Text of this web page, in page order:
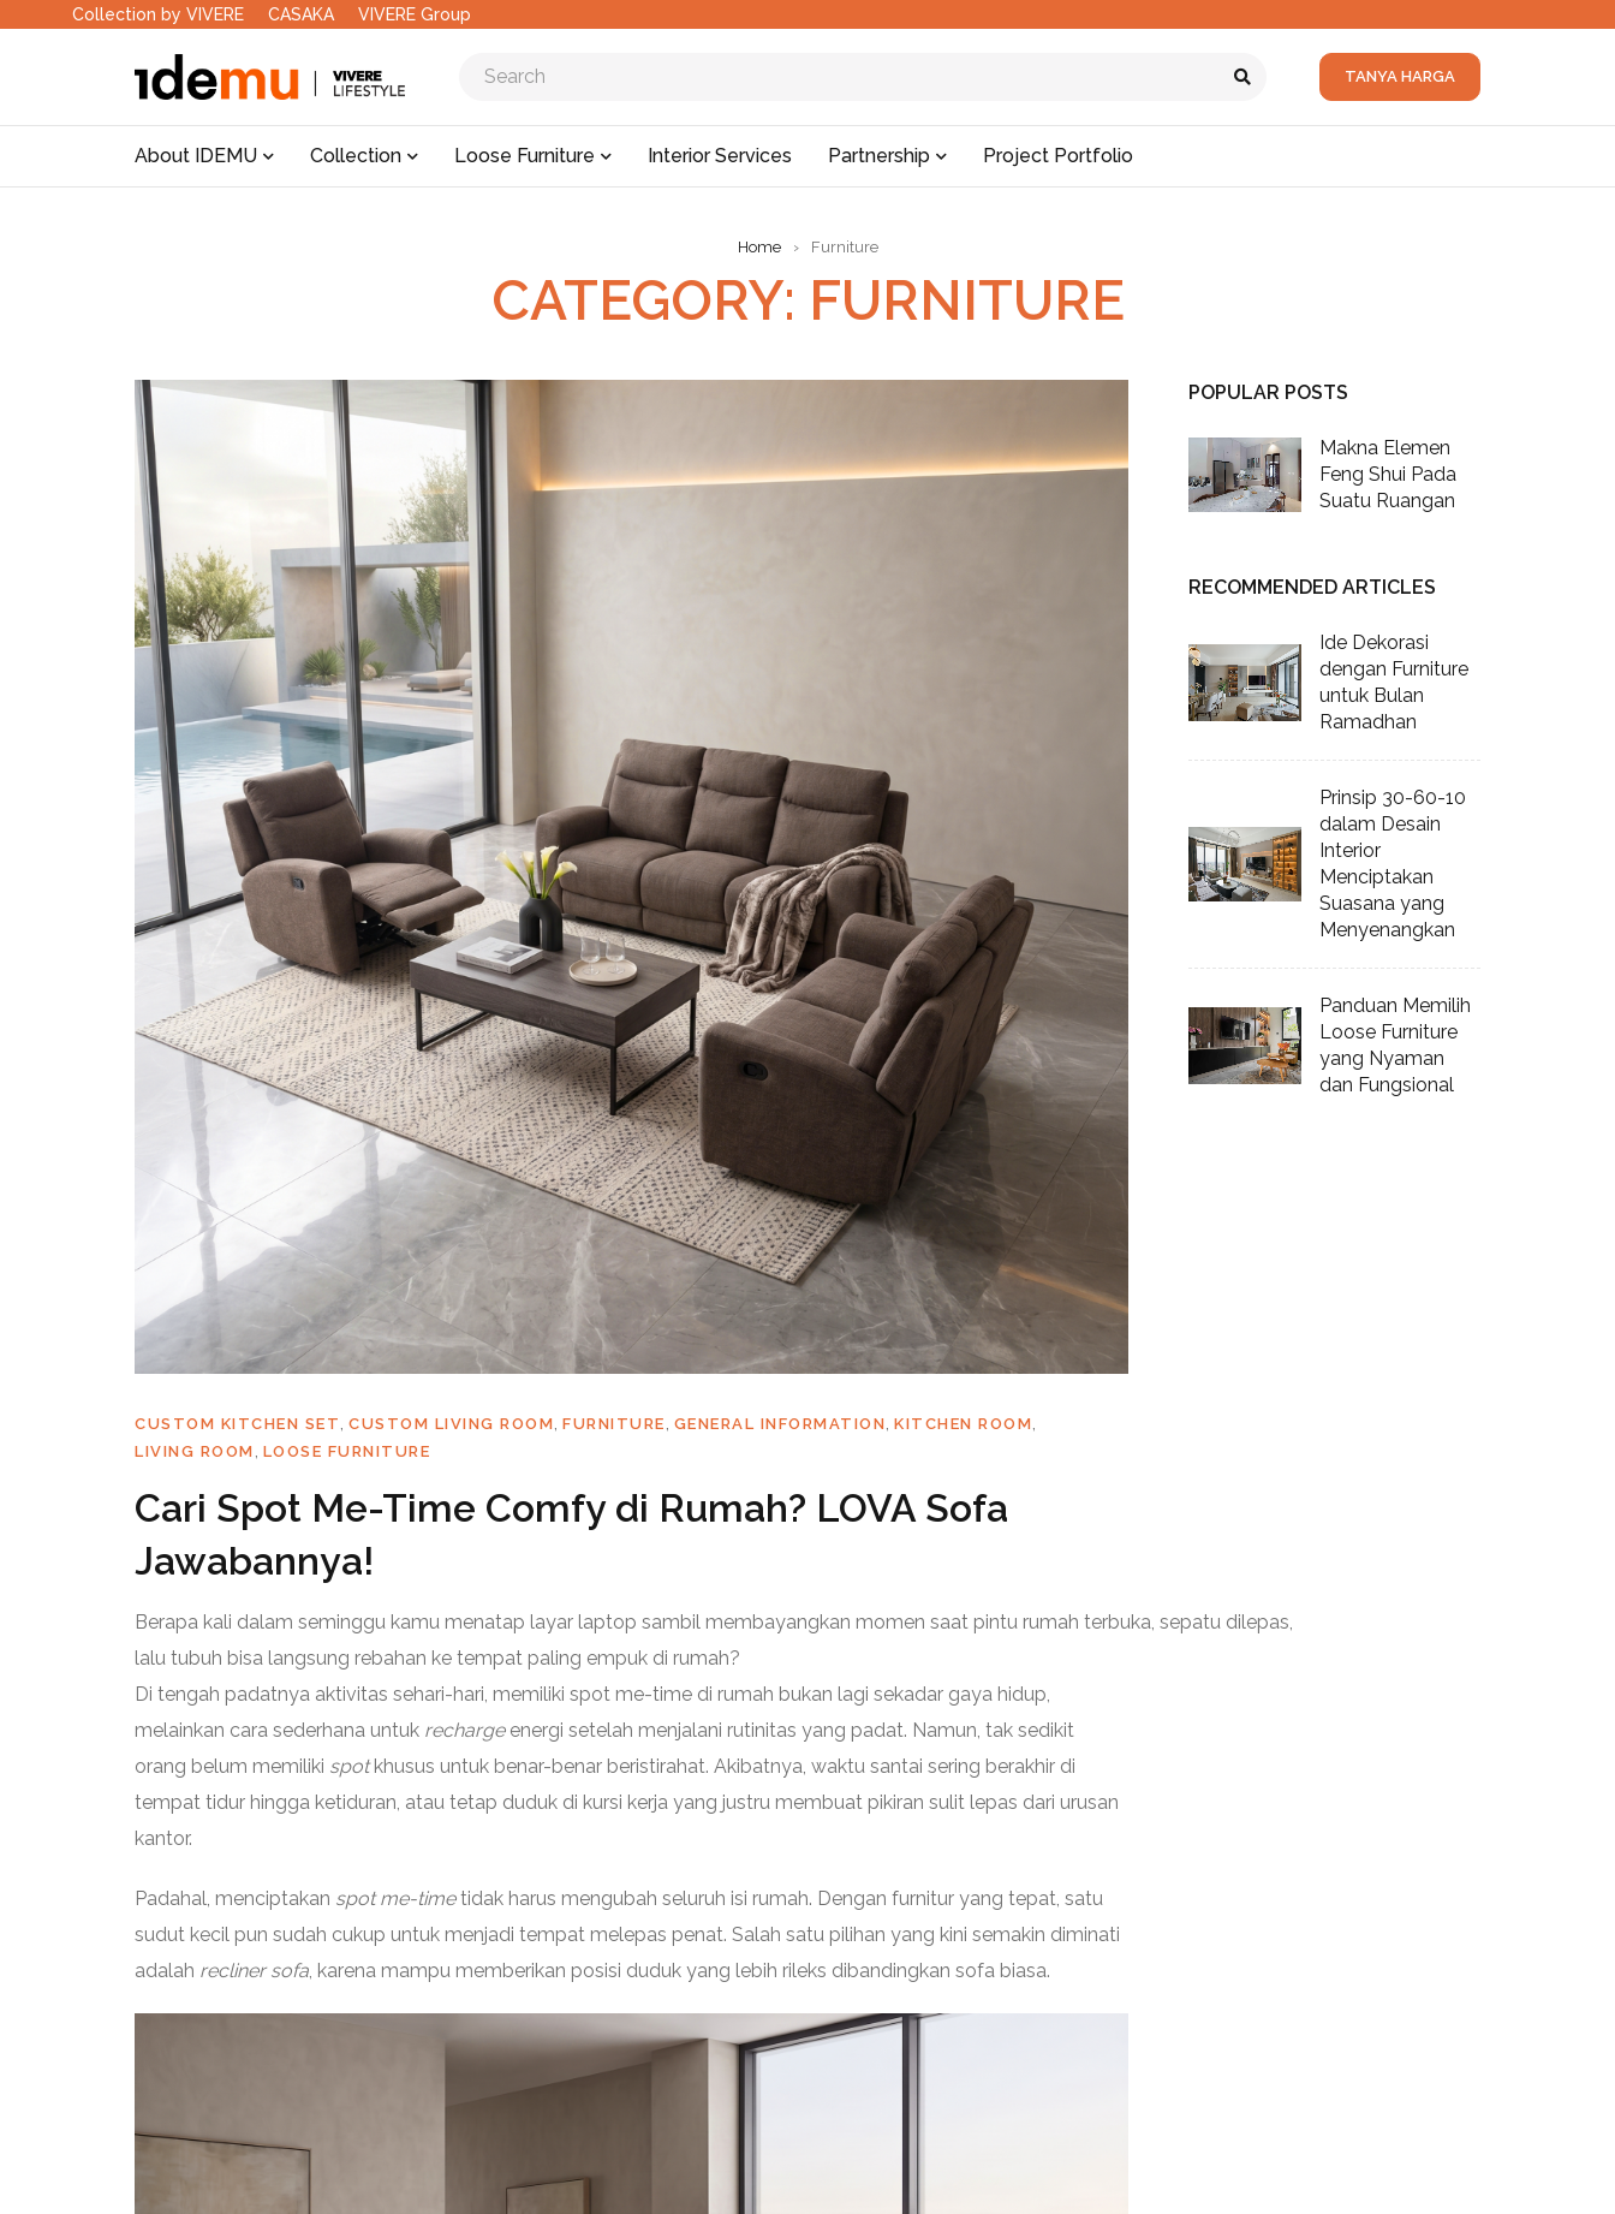
Collection by VIVERE CASAKA VIVERE Group
TANYA HARGA
About IDEMU Collection Loose Furniture Interior Services Partnership Project Portfolio
Home › Furniture
CATEGORY: FURNITURE
CUSTOM KITCHEN SET , CUSTOM LIVING ROOM, FURNITURE , GENERAL INFORMATION, KITCHEN ROOM,
LIVING ROOM , LOOSE FURNITURE
Cari Spot Me-Time Comfy di Rumah? LOVA Sofa
Jawabannya!
Berapa kali dalam seminggu kamu menatap layar laptop sambil membayangkan momen saat pintu rumah terbuka, sepatu dilepas,
lalu tubuh bisa langsung rebahan ke tempat paling empuk di rumah?
Di tengah padatnya aktivitas sehari-hari, memiliki spot me-time di rumah bukan lagi sekadar gaya hidup,
melainkan cara sederhana untuk rechargeenergi setelah menjalani rutinitas yang padat. Namun, tak sedikit
orang belum memiliki spotkhusus untuk benar-benar beristirahat. Akibatnya, waktu santai sering berakhir di
tempat tidur hingga ketiduran, atau tetap duduk di kursi kerja yang justru membuat pikiran sulit lepas dari urusan
kantor.
Padahal, menciptakan spot me-timetidak harus mengubah seluruh isi rumah. Dengan furnitur yang tepat, satu
sudut kecil pun sudah cukup untuk menjadi tempat melepas penat. Salah satu pilihan yang kini semakin diminati
adalah recliner sofa, karena mampu memberikan posisi duduk yang lebih rileks dibandingkan sofa biasa.
POPULAR POSTS
Makna Elemen
Feng Shui Pada
Suatu Ruangan
RECOMMENDED ARTICLES
Ide Dekorasi
dengan Furniture
untuk Bulan
Ramadhan
Prinsip 30-60-10
dalam Desain
Interior
Menciptakan
Suasana yang
Menyenangkan
Panduan Memilih
Loose Furniture
yang Nyaman
dan Fungsional